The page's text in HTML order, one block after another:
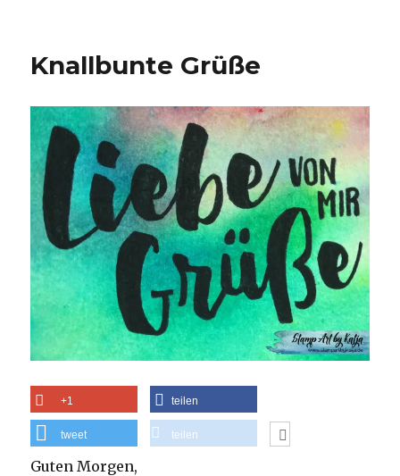
Knallbunte Grüße
+1 teilen
tweet teilen
Guten Morgen,